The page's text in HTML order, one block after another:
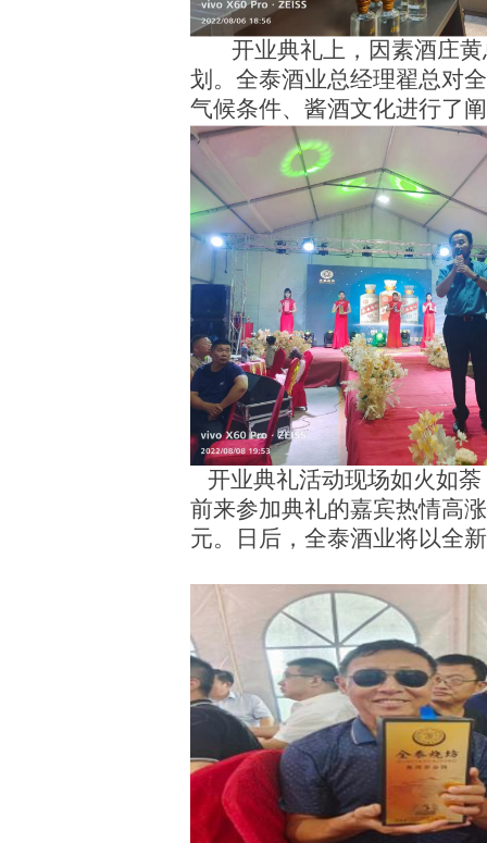
开业典礼上，因素酒庄
划。全泰酒业总经理翟总对
气候条件、酱酒文化进行了
开业典礼活动现场如火如
前来参加典礼的嘉宾热情高
元。日后，全泰酒业将以全